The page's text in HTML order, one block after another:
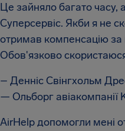
Це зайняло багато часу,
Суперсервіс. Якби я не
отримав компенсацію за
Обов'язково
– Денніс Свінгхольм
— Ольборг авіакомпанії
AirHelp допомогли мені